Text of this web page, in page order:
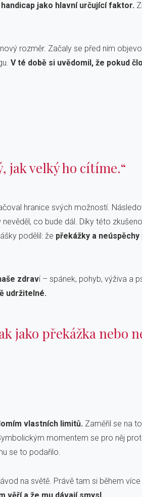
jako hlavní určující faktor.
rozměr. Začaly se před ním
V té době si uvědomil, že pokud
jak velký ho cítíme.“
hranice svých možností.
co bude dál. Díky této
podělil: že překážky a
zdraví – spánek, pohyb, výživa a
udržitelné.
jako překážka nebo
vlastních limitů. Zaměřil se na
momentem se pro něj
se to podařilo.
na světě. Právě tam si během
věří a že mu dávají smysl.